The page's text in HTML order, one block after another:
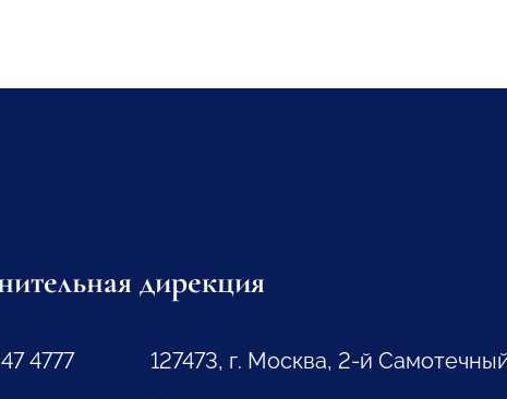
дирекция
4777
127473, г. Москва, 2-й